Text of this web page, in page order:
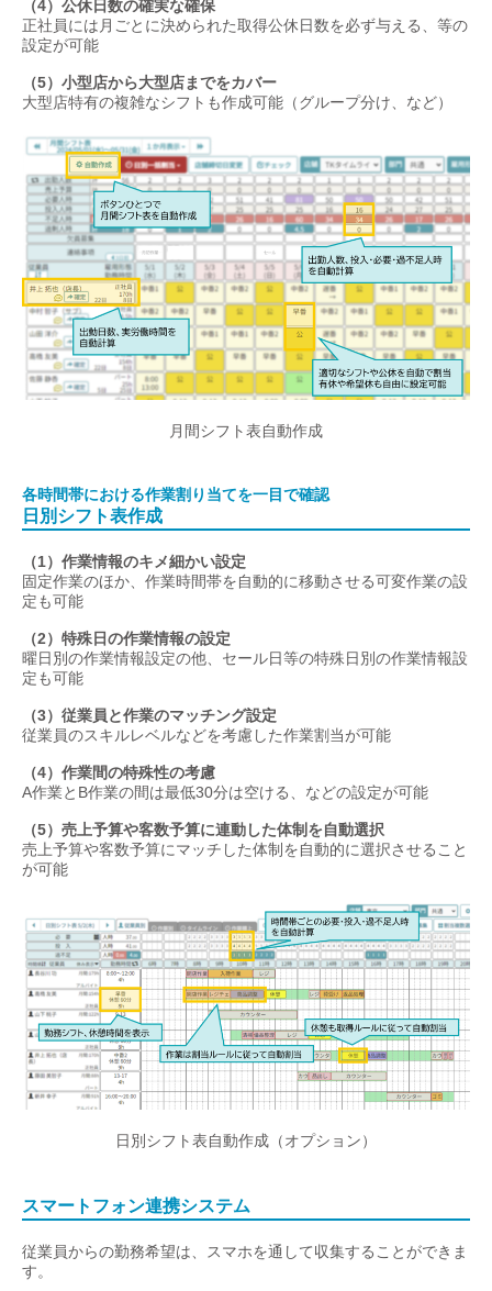
（4）公休日数の確実な確保
正社員には月ごとに決められた取得公休日数を必ず与える、等の
設定が可能
（5）小型店から大型店までをカバー
大型店特有の複雑なシフトも作成可能（グループ分け、など）
月間シフト表自動作成
各時間帯における作業割り当てを一目で確認
日別シフト表作成
（1）作業情報のキメ細かい設定
固定作業のほか、作業時間帯を自動的に移動させる可変作業の設
定も可能
（2）特殊日の作業情報の設定
曜日別の作業情報設定の他、セール日等の特殊日別の作業情報設
定も可能
（3）従業員と作業のマッチング設定
従業員のスキルレベルなどを考慮した作業割当が可能
（4）作業間の特殊性の考慮
A作業とB作業の間は最低30分は空ける、などの設定が可能
（5）売上予算や客数予算に連動した体制を自動選択
売上予算や客数予算にマッチした体制を自動的に選択させること
が可能
日別シフト表自動作成（オプション）
スマートフォン連携システム
従業員からの勤務希望は、スマホを通して収集することができま
す。